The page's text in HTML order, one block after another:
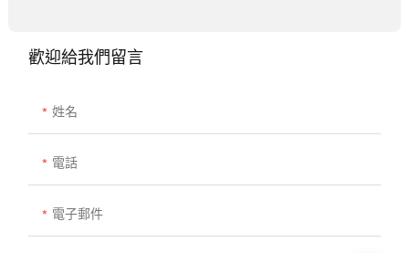
歡迎給我們留言
姓名
電話
電子郵件